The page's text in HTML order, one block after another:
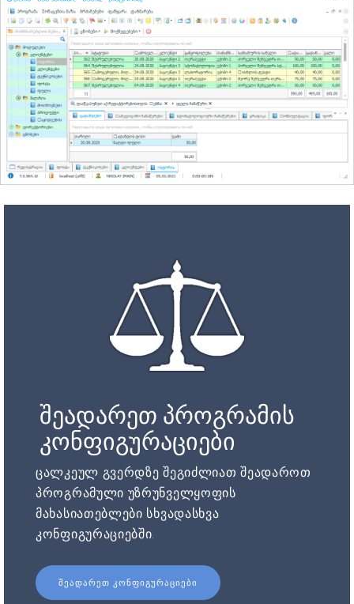
შეადარეთ პროგრამის
კონფიგურაციები
ცალკეულ გვერდზე შეგიძლიათ შეადაროთ
პროგრამული უზრუნველყოფის
მახასიათებლები სხვადასხვა
კონფიგურაციებში.
ᲨᲔᲐᲓᲐᲠᲔᲗ ᲙᲝᲜᲤᲘᲒᲣᲠᲐᲪᲘᲔᲑᲘ